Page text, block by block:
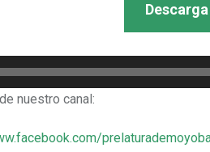
nuestro canal: